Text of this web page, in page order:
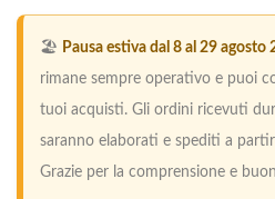
🏖️ Pausa estiva dal 8 al 29 agosto
rimane sempre operativo e puoi
tuoi acquisti. Gli ordini ricevuti
saranno elaborati e spediti a
Grazie per la comprensione e